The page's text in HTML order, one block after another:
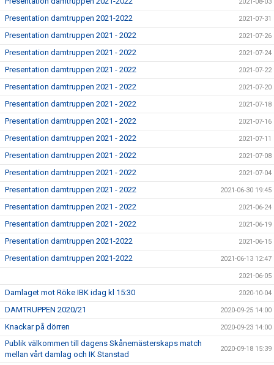
Presentation damtruppen 2021-2022 2021-07-31
Presentation damtruppen 2021 - 2022 2021-07-26
Presentation damtruppen 2021 - 2022 2021-07-24
Presentation damtruppen 2021 - 2022 2021-07-22
Presentation damtruppen 2021 - 2022 2021-07-20
Presentation damtruppen 2021 - 2022 2021-07-18
Presentation damtruppen 2021 - 2022 2021-07-16
Presentation damtruppen 2021 - 2022 2021-07-11
Presentation damtruppen 2021 - 2022 2021-07-08
Presentation damtruppen 2021 - 2022 2021-07-04
Presentation damtruppen 2021 - 2022 2021-06-30 19:45
Presentation damtruppen 2021 - 2022 2021-06-24
Presentation damtruppen 2021 - 2022 2021-06-19
Presentation damtruppen 2021-2022 2021-06-15
Presentation damtruppen 2021-2022 2021-06-13 12:47
2021-06-05
Damlaget mot Röke IBK idag kl 15:30 2020-10-04
DAMTRUPPEN 2020/21 2020-09-25 14:00
Knackar på dörren 2020-09-23 14:00
Publik välkommen till dagens Skånemästerskaps match
mellan vårt damlag och IK Stanstad
2020-09-18 15:39